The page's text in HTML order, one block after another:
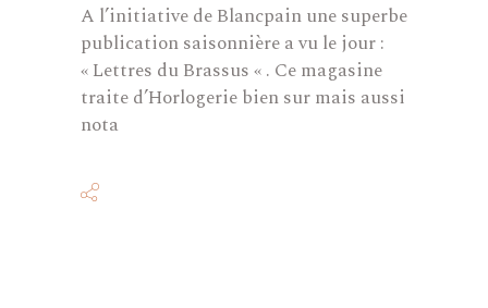
A l’initiative de Blancpain une superbe
publication saisonnière a vu le jour :
« Lettres du Brassus « . Ce magasine
traite d’Horlogerie bien sur mais aussi
nota